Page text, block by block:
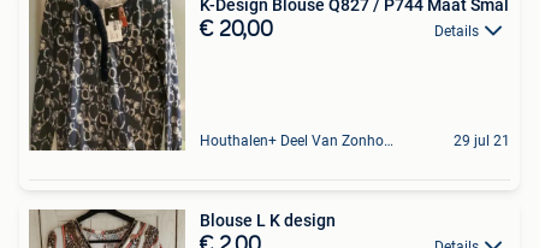
K-Design Blouse Q827 / P744 Maat Smal
€ 20,00 Details
Houthalen+ Deel Van Zonhoven En Zolder 29 jul 21
Blouse L K design